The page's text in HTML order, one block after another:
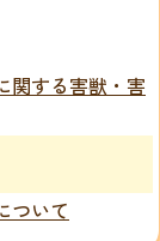
関する害獣・害
ついて